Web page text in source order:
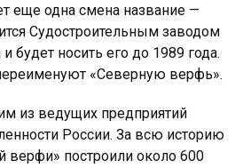
еще одна смена название —
Судостроительным заводом
будет носить его до 1989 года.
«Северную верфь».
из ведущих предприятий
России. За всю историю
верфи» построили около 600